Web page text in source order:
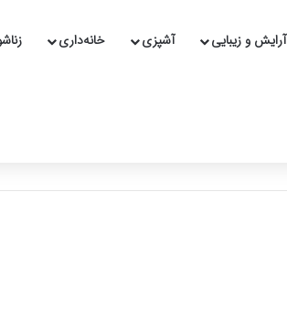
آرایش و زیبایی آشپزی خانه‌داری